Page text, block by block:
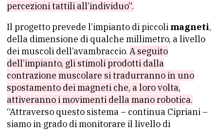
percezioni tattili all’individuo”.
Il progetto prevede l’impianto di piccoli magneti,
della dimensione di qualche millimetro, a livello
dei muscoli dell’avambraccio. A seguito
dell’impianto, gli stimoli prodotti dalla
contrazione muscolare si tradurranno in uno
spostamento dei magneti che, a loro volta,
attiveranno i movimenti della mano robotica.
“Attraverso questo sistema – continua Cipriani –
siamo in grado di monitorare il livello di